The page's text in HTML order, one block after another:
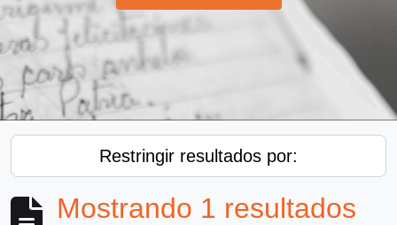
Restringir resultados por:
Mostrando 1 resultados